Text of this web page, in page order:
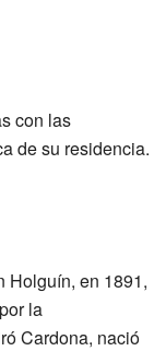
con las
de su residencia.
Holguín, en 1891,
la
Cardona, nació